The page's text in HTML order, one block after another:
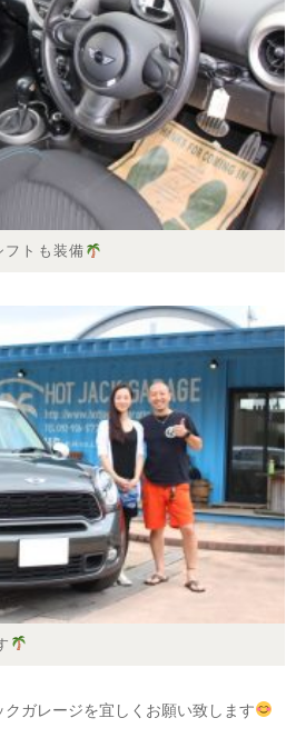
フトも装備
ガレージを宜しくお願い致します